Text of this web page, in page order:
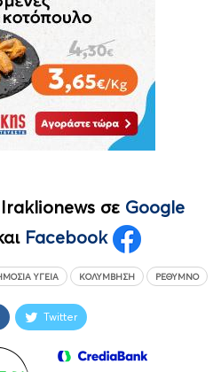
σε Google
Facebook
ΥΓΕΊΑ ΚΟΛΎΜΒΗΣΗ ΡΈΘΥΜΝΟ
Twitter